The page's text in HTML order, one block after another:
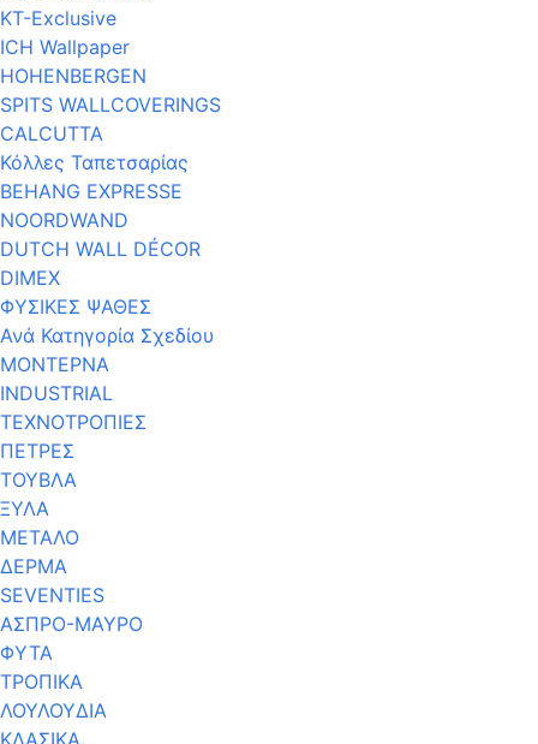
KT-Exclusive
ICH Wallpaper
HOHENBERGEN
SPITS WALLCOVERINGS
CALCUTTA
Κόλλες Ταπετσαρίας
BEHANG EXPRESSE
NOORDWAND
DUTCH WALL DÉCOR
DIMEX
ΦΥΣΙΚΕΣ ΨΑΘΕΣ
Ανά Κατηγορία Σχεδίου
ΜΟΝΤΕΡΝΑ
INDUSTRIAL
ΤΕΧΝΟΤΡΟΠΙΕΣ
ΠΕΤΡΕΣ
ΤΟΥΒΛΑ
ΞΥΛΑ
ΜΕΤΑΛΟ
ΔΕΡΜΑ
SEVENTIES
ΑΣΠΡΟ-ΜΑΥΡΟ
ΦΥΤΑ
ΤΡΟΠΙΚΑ
ΛΟΥΛΟΥΔΙΑ